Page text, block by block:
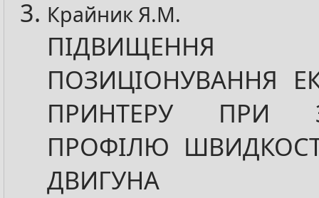
Крайник Я.М.
ПІДВИЩЕННЯ
ПОЗИЦІОНУВАННЯ
ПРИНТЕРУ ПРИ
ПРОФІЛЮ
ДВИГУНА